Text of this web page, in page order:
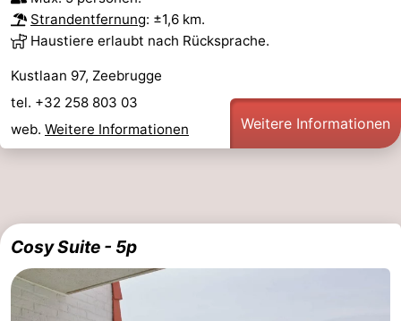
Strandentfernung: ±1,6 km.
Haustiere erlaubt nach Rücksprache.
Kustlaan 97, Zeebrugge
tel. +32 258 803 03
web. Weitere Informationen Weitere Informationen
Cosy Suite - 5p